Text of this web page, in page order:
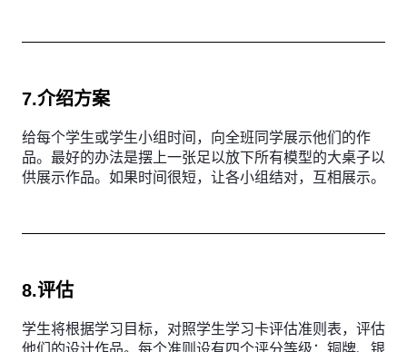
7.介绍方案
给每个学生或学生小组时间，向全班同学展示他们的作
品。最好的办法是摆上一张足以放下所有模型的大桌子以
供展示作品。如果时间很短，让各小组结对，互相展示。
8.评估
学生将根据学习目标，对照学生学习卡评估准则表，评估
他们的设计作品。每个准则设有四个评分等级：铜牌、银